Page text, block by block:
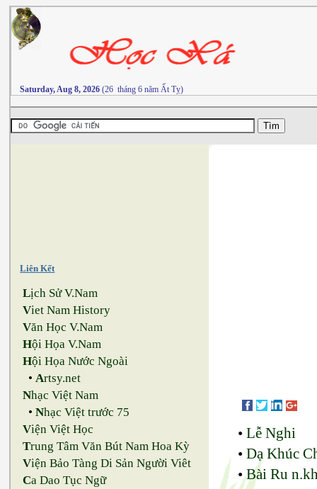
Saturday, Aug 8, 2026 (26 tháng 6 năm Ất Tỵ)
Liên Kết
Lịch Sử V.Nam
Viet Nam History
Văn Học V.Nam
Hội Họa V.Nam
Hội Họa Nước Ngoài
•Artsy.net
Nhạc Việt Nam
•Nhạc Việt trước 75
Viện Việt Học
Trung Tâm Văn Bút Nam Hoa Kỳ
Viện Bảo Tàng Di Sản Người Viêt
Ca Dao Tục Ngữ
•Lễ Nghi
•Dạ Khúc
•Bài Ru